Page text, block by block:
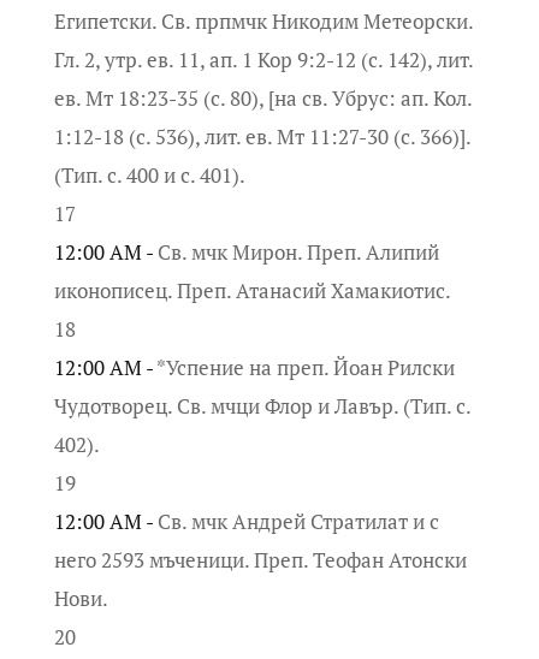
Египетски. Св. прпмчк Никодим Метеорски.
Гл. 2, утр. ев. 11, ап. 1 Кор 9:2-12 (с. 142), лит.
ев. Мт 18:23-35 (с. 80), [на св. Убрус: ап. Кол.
1:12-18 (с. 536), лит. ев. Мт 11:27-30 (с. 366)].
(Тип. с. 400 и с. 401).
17
12:00 AM - Св. мчк Мирон. Преп. Алипий
иконописец. Преп. Атанасий Хамакиотис.
18
12:00 AM -*Успение на преп. Йоан Рилски
Чудотворец. Св. мчци Флор и Лавър. (Тип. с.
402).
19
12:00 AM - Св. мчк Андрей Стратилат и с
него 2593 мъченици. Преп. Теофан Атонски
Нови.
20